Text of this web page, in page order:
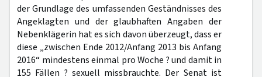
der Grundlage des umfassenden Geständnisses des
Angeklagten und der glaubhaften Angaben der
Nebenklägerin hat es sich davon überzeugt, dass er
diese „zwischen Ende 2012/Anfang 2013 bis Anfang
2016“ mindestens einmal pro Woche ? und damit in
155 Fällen ? sexuell missbrauchte. Der Senat ist